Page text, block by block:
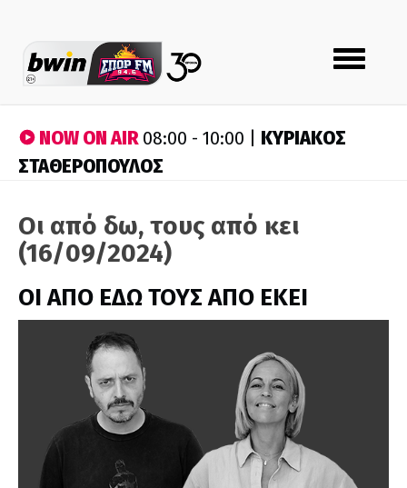
Toggle
navigation
NOW ON AIR08:00 - 10:00 | ΚΥΡΙΑΚΟΣ
ΣΤΑΘΕΡΟΠΟΥΛΟΣ
Οι από δω, τους από κει
(16/09/2024)
ΟΙ ΑΠΟ ΕΔΩ ΤΟΥΣ ΑΠΟ ΕΚΕΙ